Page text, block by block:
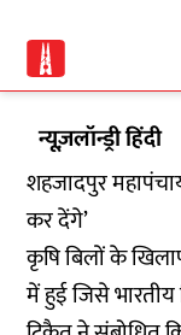
न्यूज़लॉन्ड्री हिंदी
शहजादपुर
कर देंगे’
कृषि बिलों के
में हुई जिसे भारतीय